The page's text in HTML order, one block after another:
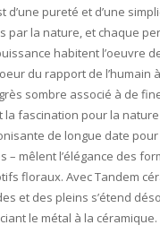
d’une pureté et d’une
par la nature, et chaque
habitent l’oeuvre
du rapport de
sombre associé à de
la fascination pour la
de longue date
– mêlent l’élégance des
floraux. Avec Tandem
et des pleins s’étend
le métal à la céramique.